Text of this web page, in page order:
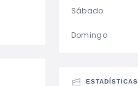
Sábado
Domingo
ESTADÍSTICAS